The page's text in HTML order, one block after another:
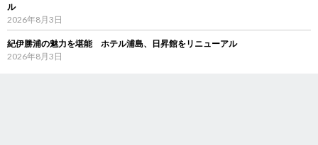
ル
2026年8月3日
紀伊勝浦の魅力を堪能 ホテル浦島、日昇館をリニューアル
2026年8月3日